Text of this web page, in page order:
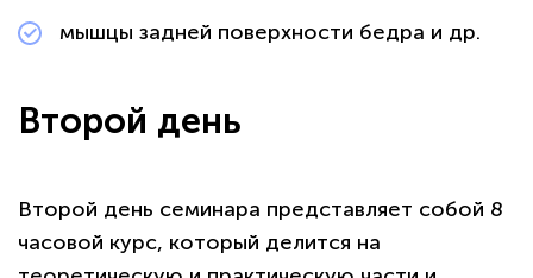
мышцы задней поверхности бедра и др.
Второй день
Второй день семинара представляет собой 8
часовой курс, который делится на